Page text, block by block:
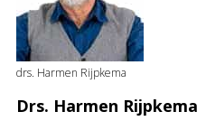
drs. Harmen Rijpkema
Drs. Harmen Rijpkema